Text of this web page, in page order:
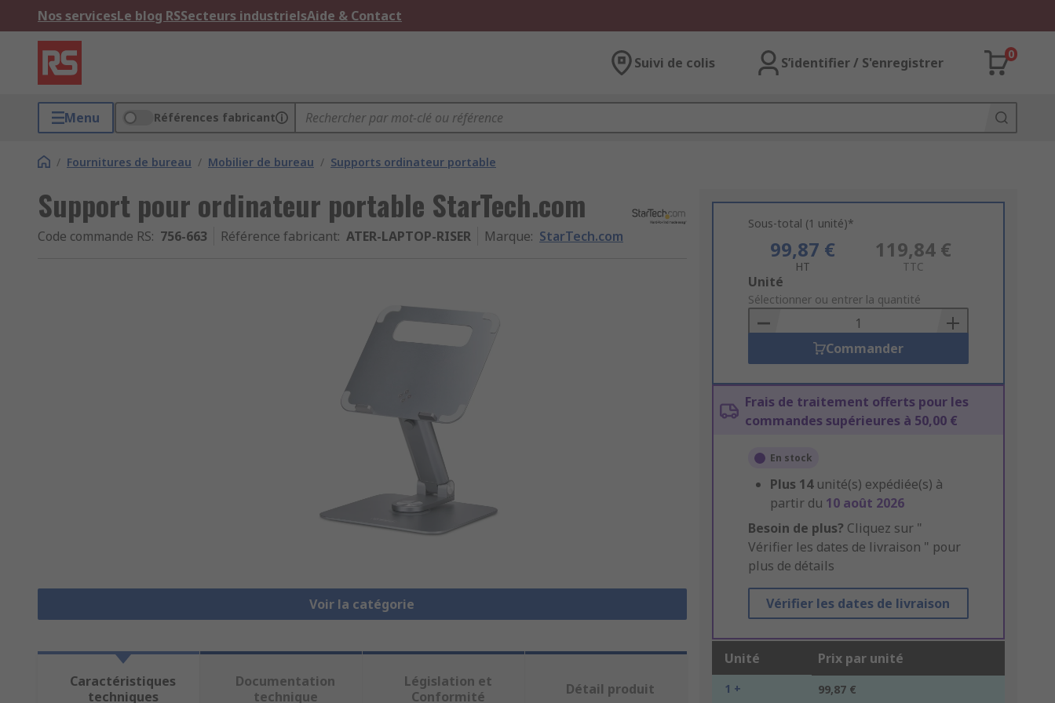
Nos servicesLe blog RSSecteurs industrielsAide & Contact
Suivi de colis S’identifier / S'enregistrer
0
Menu Références fabricant
/ Fournitures de bureau / Mobilier de bureau / Supports ordinateur portable
Support pour ordinateur portable StarTech.com
Code commande RS: 756-663 Référence fabricant: ATER-LAPTOP-RISER Marque: StarTech.com
Voir la catégorie
Sous-total (1 unité)*
99,87 €
HT
119,84 €
TTC
Add
to
Basket
Unité
Sélectionner ou entrer la quantité
Commander
Frais de traitement offerts pour les
commandes supérieures à 50,00 €
En stock
Plus 14 unité(s) expédiée(s) à
partir du 10 août 2026
Besoin de plus? Cliquez sur "
Vérifier les dates de livraison " pour
plus de détails
Vérifier les dates de livraison
Unité Prix par unité
1 + 99,87 €
Caractéristiques
techniques
Documentation
technique
Législation et
Conformité
Détail produit